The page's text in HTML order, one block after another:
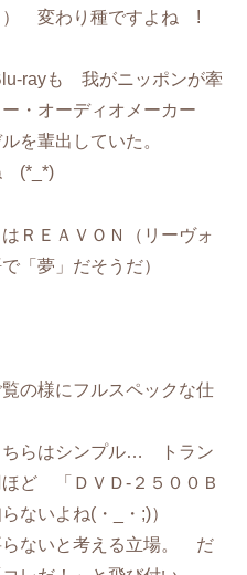
） 変わり種ですよね !
rayも 我がニッポンが牽
オーディオメーカー
を輩出していた。
(*_*)
ＥＡＶＯＮ（リーヴォ
で「夢」だそうだ）
の様にフルスペックな仕
らはシンプル… トラン
ど 「ＤＶＤ-２５００Ｂ
ないよね(・_・;)）
らないと考える立場。 だ